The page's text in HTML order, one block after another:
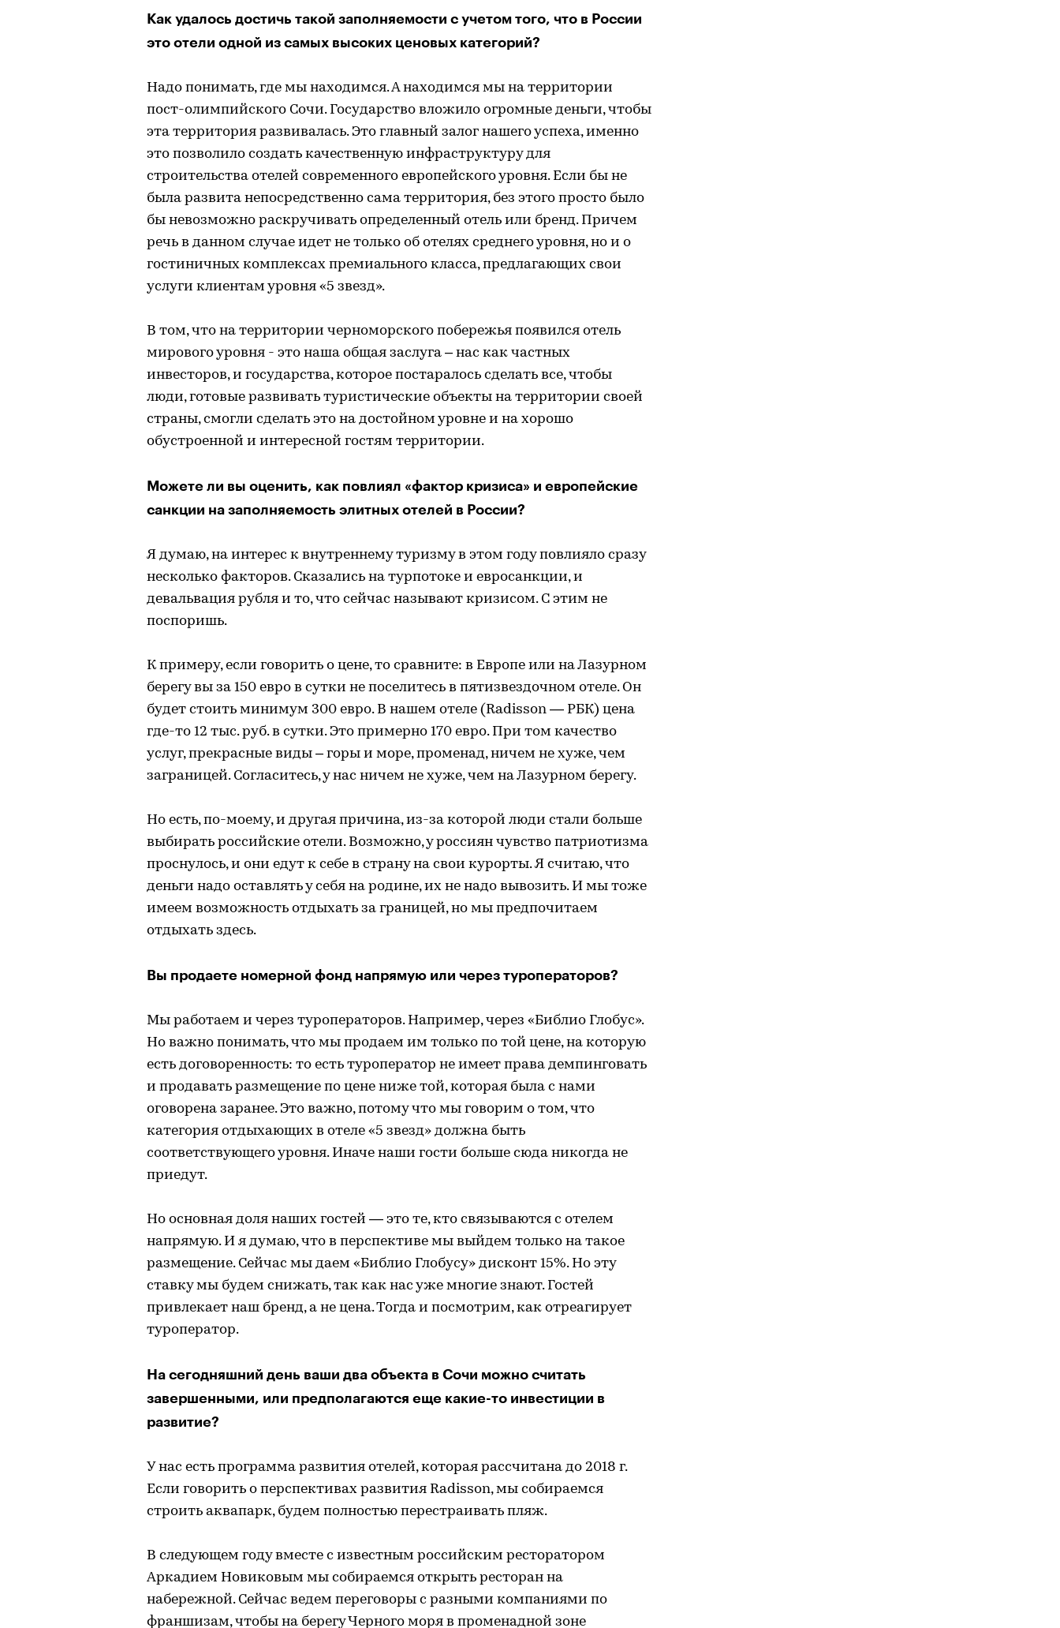
Как удалось достичь такой заполняемости с учетом того, что в России
это отели одной из самых высоких ценовых категорий?
Надо понимать, где мы находимся. А находимся мы на территории
пост-олимпийского Сочи. Государство вложило огромные деньги, чтобы
эта территория развивалась. Это главный залог нашего успеха, именно
это позволило создать качественную инфраструктуру для
строительства отелей современного европейского уровня. Если бы не
была развита непосредственно сама территория, без этого просто было
бы невозможно раскручивать определенный отель или бренд. Причем
речь в данном случае идет не только об отелях среднего уровня, но и о
гостиничных комплексах премиального класса, предлагающих свои
услуги клиентам уровня «5 звезд».
В том, что на территории черноморского побережья появился отель
мирового уровня - это наша общая заслуга – нас как частных
инвесторов, и государства, которое постаралось сделать все, чтобы
люди, готовые развивать туристические объекты на территории своей
страны, смогли сделать это на достойном уровне и на хорошо
обустроенной и интересной гостям территории.
Можете ли вы оценить, как повлиял «фактор кризиса» и европейские
санкции на заполняемость элитных отелей в России?
Я думаю, на интерес к внутреннему туризму в этом году повлияло сразу
несколько факторов. Сказались на турпотоке и евросанкции, и
девальвация рубля и то, что сейчас называют кризисом. С этим не
поспоришь.
К примеру, если говорить о цене, то сравните: в Европе или на Лазурном
берегу вы за 150 евро в сутки не поселитесь в пятизвездочном отеле. Он
будет стоить минимум 300 евро. В нашем отеле (Radisson — РБК) цена
где-то 12 тыс. руб. в сутки. Это примерно 170 евро. При том качество
услуг, прекрасные виды – горы и море, променад, ничем не хуже, чем
заграницей. Согласитесь, у нас ничем не хуже, чем на Лазурном берегу.
Но есть, по-моему, и другая причина, из-за которой люди стали больше
выбирать российские отели. Возможно, у россиян чувство патриотизма
проснулось, и они едут к себе в страну на свои курорты. Я считаю, что
деньги надо оставлять у себя на родине, их не надо вывозить. И мы тоже
имеем возможность отдыхать за границей, но мы предпочитаем
отдыхать здесь.
Вы продаете номерной фонд напрямую или через туроператоров?
Мы работаем и через туроператоров. Например, через «Библио Глобус».
Но важно понимать, что мы продаем им только по той цене, на которую
есть договоренность: то есть туроператор не имеет права демпинговать
и продавать размещение по цене ниже той, которая была с нами
оговорена заранее. Это важно, потому что мы говорим о том, что
категория отдыхающих в отеле «5 звезд» должна быть
соответствующего уровня. Иначе наши гости больше сюда никогда не
приедут.
Но основная доля наших гостей — это те, кто связываются с отелем
напрямую. И я думаю, что в перспективе мы выйдем только на такое
размещение. Сейчас мы даем «Библио Глобусу» дисконт 15%. Но эту
ставку мы будем снижать, так как нас уже многие знают. Гостей
привлекает наш бренд, а не цена. Тогда и посмотрим, как отреагирует
туроператор.
На сегодняшний день ваши два объекта в Сочи можно считать
завершенными, или предполагаются еще какие-то инвестиции в
развитие?
У нас есть программа развития отелей, которая рассчитана до 2018 г.
Если говорить о перспективах развития Radisson, мы собираемся
строить аквапарк, будем полностью перестраивать пляж.
В следующем году вместе с известным российским ресторатором
Аркадием Новиковым мы собираемся открыть ресторан на
набережной. Сейчас ведем переговоры с разными компаниями по
франшизам, чтобы на берегу Черного моря в променадной зоне